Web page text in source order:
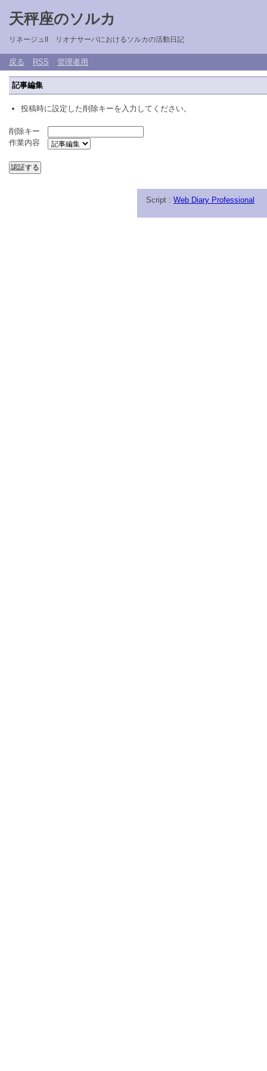
天秤座のソルカ
リネージュII リオナサーバにおけるソルカの活動日記
戻る RSS 管理者用
記事編集
投稿時に設定した削除キーを入力してください。
削除キー
作業内容
Script : Web Diary Professional